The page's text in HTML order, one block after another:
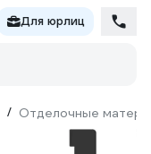
Для юрлиц
/ Отделочные